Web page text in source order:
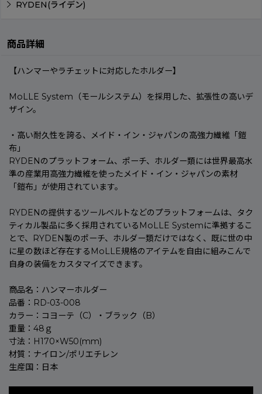
RYDEN(ライデン)
商品詳細
【ハンマーやラチェットに対応したホルダー】
MoLLE System（モールシステム）を採用した、拡張性の高いデ
ザイン。
・高い耐久性を誇る、メイド・イン・ジャパンの高強力繊維「鎧
布」
RYDENのプラットフォーム、ポーチ、ホルダー類には世界最高水
準の産業用高強力繊維を使ったメイド・イン・ジャパンの素材
「鎧布」が使用されています。
RYDENの提供するツールベルトなどのプラットフォームは、タク
ティカル製品に多く採用されているMoLLE Systemに準拠するこ
とで、RYDEN製のポーチ、ホルダー類だけではなく、既に世の中
に星の数ほど存在するMoLLE規格のアイテムを自由に組みこんで
自身の装備をカスタマイズできます。
商品名：ハンマーホルダー
品番：RD-03-008
カラー：コヨーテ（C）・ブラック（B）
重量：48ｇ
寸法：H170×W50(mm)
材質：ナイロン/ポリエチレン
生産国：日本